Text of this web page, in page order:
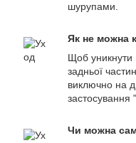
шурупами.
Як не можна
Щоб
задньої
виключно на
застосування
Чи можна